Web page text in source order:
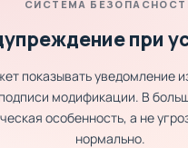
СИСТЕМА
при
показывать уведомление
модификации. В
особенность, а не
нормально.